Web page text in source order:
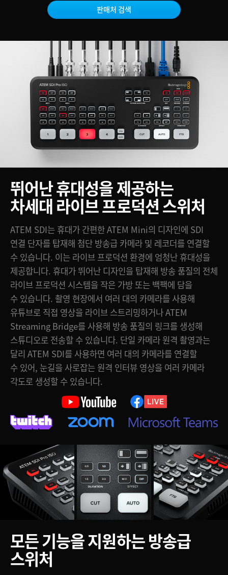
New Zealand
Portugal
Singapore
South Africa
Spain
Chinese Taipei
Turkey
UAE
Ukraine
United Kingdom
United States
전문가용 방송 트랜지션
새로운 ATEM 첨단 크로마 키 지원
놀라운 가상 세트장을 만들어 보세요
강력한 SuperSource 프로세싱
진정한 방송 방식의 M/E 스위칭
ATEM SDI Pro 멀티뷰로 소스와 상태를 모니터링 하세요
영상을 직접 동기화해 전 세계 편집자와 공유하세요
ATEM Streaming Bridge로 글로벌 방송 스트리밍 링크를 생성하세요
커스텀 솔루션을 위한 원격 제어
HDMI 컴퓨터 연결 가능
HDMI 카메라 연결 가능
ATEM 1 M/E Advanced Panel로 더 빠른 성능을 만나보세요
업계 표준의 전문가용 카메라 컨트롤을 사용하세요
Blackmagic 카메라, 패널, 데크 등과 호환
판매처 검색
뛰어난 휴대성을 제공하는
차세대 라이브 프로덕션 스위처
ATEM SDI는 휴대가 간편한 ATEM Mini의 디자인에 SDI
연결 단자를 탑재해 첨단 방송급 카메라 및 레코더를 연결할
수 있습니다. 이는 라이브 프로덕션 환경에 엄청난 휴대성을
제공합니다. 휴대가 뛰어난 디자인을 탑재해 방송 품질의 전체
라이브 프로덕션 시스템을 작은 가방 또는 백팩에 담을
수 있습니다. 촬영 현장에서 여러 대의 카메라를 사용해
유튜브로 직접 영상을 라이브 스트리밍하거나 ATEM
Streaming Bridge를 사용해 방송 품질의 링크를 생성해
스튜디오로 전송할 수 있습니다. 단일 카메라 원격 촬영과는
달리 ATEM SDI를 사용하면 여러 대의 카메라를 연결할
수 있어, 눈길을 사로잡는 원격 인터뷰 영상을 여러 카메라
각도로 생성할 수 있습니다.
모든 기능을 지원하는 방송급
스위처